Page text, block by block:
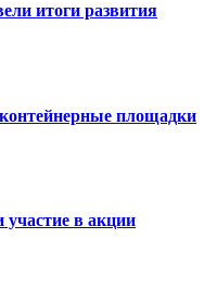
итоги развития
площадки
в акции